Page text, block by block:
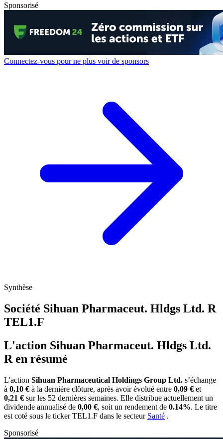
Sponsorisé
Connectez-vous pour ne plus voir de sponsors
Synthèse
Société Sihuan Pharmaceut. Hldgs Ltd. R
TEL1.F
L'action Sihuan Pharmaceut. Hldgs Ltd.
R en résumé
L'action Sihuan Pharmaceutical Holdings Group Ltd. s’échange
à 0,10 € à la dernière clôture, après avoir évolué entre 0,09 € et
0,21 € sur les 52 dernières semaines. Elle distribue actuellement un
dividende annualisé de 0,00 €, soit un rendement de 0.14%. Le titre
est coté sous le tickerTEL1.F dans le secteur Santé .
Sponsorisé